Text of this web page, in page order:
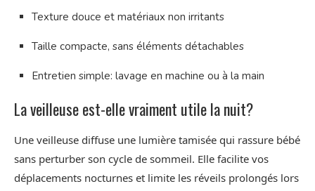
Texture douce et matériaux non irritants
Taille compacte, sans éléments détachables
Entretien simple: lavage en machine ou à la main
La veilleuse est-elle vraiment utile la nuit?
Une veilleuse diffuse une lumière tamisée qui rassure bébé
sans perturber son cycle de sommeil. Elle facilite vos
déplacements nocturnes et limite les réveils prolongés lors